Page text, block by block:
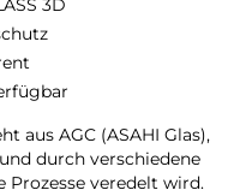
3D
aus AGC (ASAHI Glas),
durch verschiedene
veredelt wird.